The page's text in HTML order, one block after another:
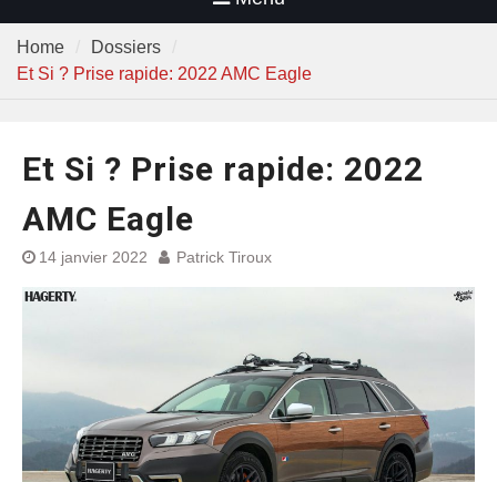
Home
Dossiers
Et Si ? Prise rapide: 2022 AMC Eagle
Et Si ? Prise rapide: 2022
AMC Eagle
14 janvier 2022 Patrick Tiroux